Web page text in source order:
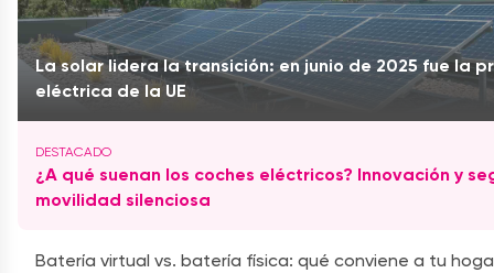
La solar lidera la transición: en junio de 2025 fue la
eléctrica de la UE
¿A qué suenan los coches eléctricos? Innovación y
movilidad silenciosa
Batería virtual vs. batería física: qué conviene a tu